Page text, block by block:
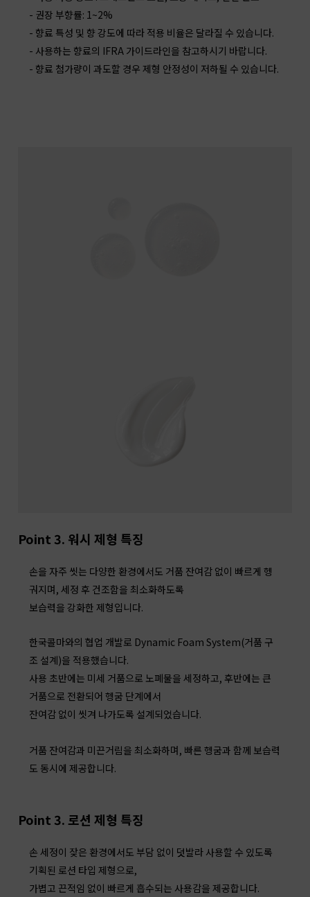
- 권장 부향률: 1~2%
- 향료 특성 및 향 강도에 따라 적용 비율은 달라질 수 있습니다.
- 사용하는 향료의 IFRA 가이드라인을 참고하시기 바랍니다.
- 향료 첨가량이 과도할 경우 제형 안정성이 저하될 수 있습니다.
Point 3. 워시 제형 특징
손을 자주 씻는 다양한 환경에서도 거품 잔여감 없이 빠르게 헹
궈지며, 세정 후 건조함을 최소화하도록
보습력을 강화한 제형입니다.
한국콜마와의 협업 개발로 Dynamic Foam System(거품 구
조 설계)을 적용했습니다.
사용 초반에는 미세 거품으로 노폐물을 세정하고, 후반에는 큰
거품으로 전환되어 헹굼 단계에서
잔여감 없이 씻겨 나가도록 설계되었습니다.
거품 잔여감과 미끈거림을 최소화하며, 빠른 헹굼과 함께 보습력
도 동시에 제공합니다.
Point 3. 로션 제형 특징
손 세정이 잦은 환경에서도 부담 없이 덧발라 사용할 수 있도록
기획된 로션 타입 제형으로,
가볍고 끈적임 없이 빠르게 흡수되는 사용감을 제공합니다.